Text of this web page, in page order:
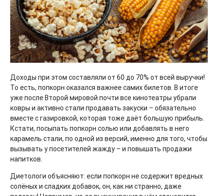
Доходы при этом составляли от 60 до 70% от всей выручки!
То есть, попкорн оказался важнее самих билетов. В итоге
уже после Второй мировой почти все кинотеатры убрали
ковры и активно стали продавать закуски – обязательно
вместе с газировкой, которая тоже даёт большую прибыль.
Кстати, посыпать попкорн солью или добавлять в него
карамель стали, по одной из версий, именно для того, чтобы
вызывать у посетителей жажду – и повышать продажи
напитков.
Диетологи объясняют: если попкорн не содержит вредных
солёных и сладких добавок, он, как ни странно, даже